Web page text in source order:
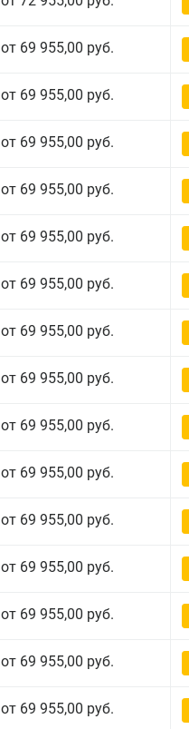
от 69 955,00 руб.
от 69 955,00 руб.
от 69 955,00 руб.
от 69 955,00 руб.
от 69 955,00 руб.
от 69 955,00 руб.
от 69 955,00 руб.
от 69 955,00 руб.
от 69 955,00 руб.
от 69 955,00 руб.
от 69 955,00 руб.
от 69 955,00 руб.
от 69 955,00 руб.
от 69 955,00 руб.
от 69 955,00 руб.